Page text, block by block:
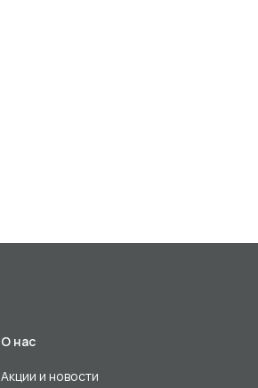
О нас
Акции и новости